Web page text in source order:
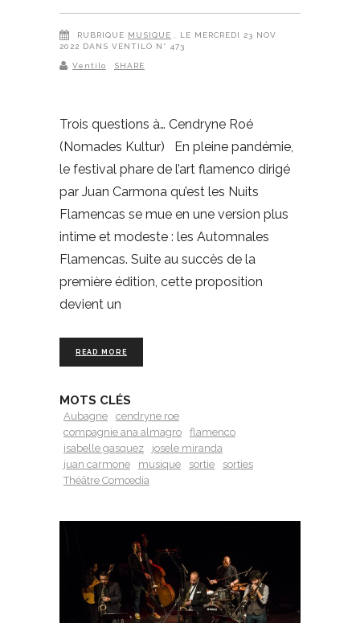
RUBRIQUE MUSIQUE
, LE MERCREDI 23 NOV
2022 DANS VENTILO N° 473
Ventilo SHARE
Trois questions à… Cendryne Roé
(Nomades Kultur) En pleine pandémie,
le festival phare de l’art flamenco dirigé
par Juan Carmona qu’est les Nuits
Flamencas se mue en une version plus
intime et modeste : les Automnales
Flamencas. Suite au succès de la
première édition, cette proposition
devient un
READ MORE
MOTS CLÉS
Aubagne
cendryne roe
compagnie ana almagro
flamenco
isabelle gasquez
josele miranda
juan carmone
musique sortie
sorties
Théâtre Comœdia